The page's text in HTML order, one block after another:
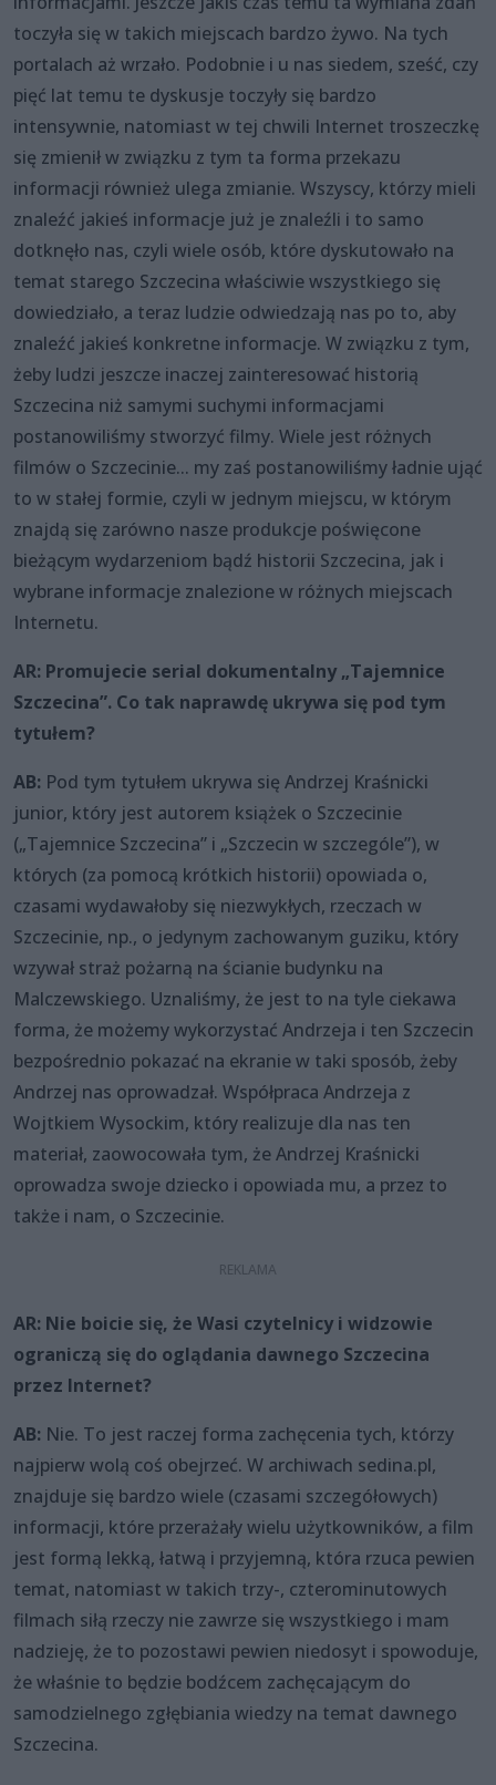
toczyła się w takich miejscach bardzo żywo. Na tych
portalach aż wrzało. Podobnie i u nas siedem, sześć, czy
pięć lat temu te dyskusje toczyły się bardzo
intensywnie, natomiast w tej chwili Internet troszeczkę
się zmienił w związku z tym ta forma przekazu
informacji również ulega zmianie. Wszyscy, którzy mieli
znaleźć jakieś informacje już je znaleźli i to samo
dotknęło nas, czyli wiele osób, które dyskutowało na
temat starego Szczecina właściwie wszystkiego się
dowiedziało, a teraz ludzie odwiedzają nas po to, aby
znaleźć jakieś konkretne informacje. W związku z tym,
żeby ludzi jeszcze inaczej zainteresować historią
Szczecina niż samymi suchymi informacjami
postanowiliśmy stworzyć filmy. Wiele jest różnych
filmów o Szczecinie... my zaś postanowiliśmy ładnie ująć
to w stałej formie, czyli w jednym miejscu, w którym
znajdą się zarówno nasze produkcje poświęcone
bieżącym wydarzeniom bądź historii Szczecina, jak i
wybrane informacje znalezione w różnych miejscach
Internetu.
AR: Promujecie serial dokumentalny „Tajemnice
Szczecina”. Co tak naprawdę ukrywa się pod tym
tytułem?
AB: Pod tym tytułem ukrywa się Andrzej Kraśnicki
junior, który jest autorem książek o Szczecinie
(„Tajemnice Szczecina” i „Szczecin w szczególe”), w
których (za pomocą krótkich historii) opowiada o,
czasami wydawałoby się niezwykłych, rzeczach w
Szczecinie, np., o jedynym zachowanym guziku, który
wzywał straż pożarną na ścianie budynku na
Malczewskiego. Uznaliśmy, że jest to na tyle ciekawa
forma, że możemy wykorzystać Andrzeja i ten Szczecin
bezpośrednio pokazać na ekranie w taki sposób, żeby
Andrzej nas oprowadzał. Współpraca Andrzeja z
Wojtkiem Wysockim, który realizuje dla nas ten
materiał, zaowocowała tym, że Andrzej Kraśnicki
oprowadza swoje dziecko i opowiada mu, a przez to
także i nam, o Szczecinie.
AR: Nie boicie się, że Wasi czytelnicy i widzowie
ograniczą się do oglądania dawnego Szczecina
przez Internet?
AB: Nie. To jest raczej forma zachęcenia tych, którzy
najpierw wolą coś obejrzeć. W archiwach sedina.pl,
znajduje się bardzo wiele (czasami szczegółowych)
informacji, które przerażały wielu użytkowników, a film
jest formą lekką, łatwą i przyjemną, która rzuca pewien
temat, natomiast w takich trzy-, czterominutowych
filmach siłą rzeczy nie zawrze się wszystkiego i mam
nadzieję, że to pozostawi pewien niedosyt i spowoduje,
że właśnie to będzie bodźcem zachęcającym do
samodzielnego zgłębiania wiedzy na temat dawnego
Szczecina.